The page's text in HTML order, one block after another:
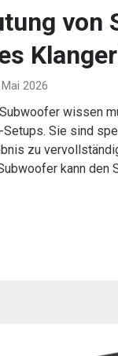
von
2026
wissen
Setups. Sie sind
zu
kann den